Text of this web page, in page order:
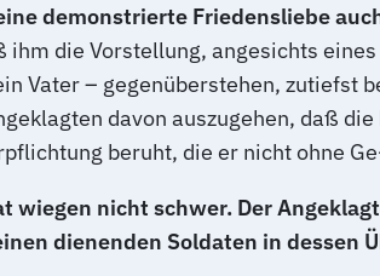
demonstrierte Friedensliebe
ihm die Vorstellung, angesichts
Vater – gegenüberstehen, zutiefst
davon auszugehen, daß
beruht, die er nicht ohne
wiegen nicht schwer. Der
dienenden Soldaten in dessen